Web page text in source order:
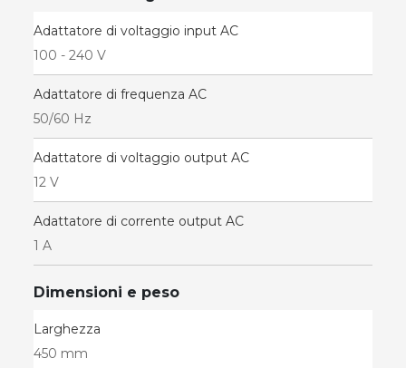
Adattatore di voltaggio input AC
100 - 240 V
Adattatore di frequenza AC
50/60 Hz
Adattatore di voltaggio output AC
12 V
Adattatore di corrente output AC
1 A
Dimensioni e peso
Larghezza
450 mm